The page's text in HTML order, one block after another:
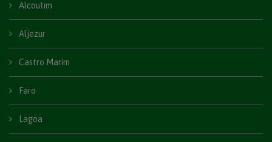
Alcoutim
Aljezur
Castro Marim
Faro
Lagoa